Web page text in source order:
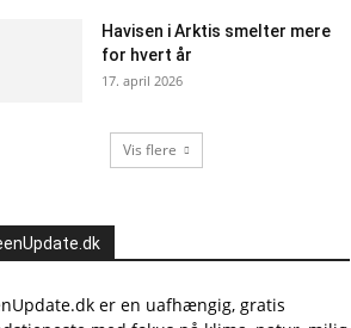
Havisen i Arktis smelter mere
for hvert år
17. april 2026
Vis flere
er en uafhængig, gratis